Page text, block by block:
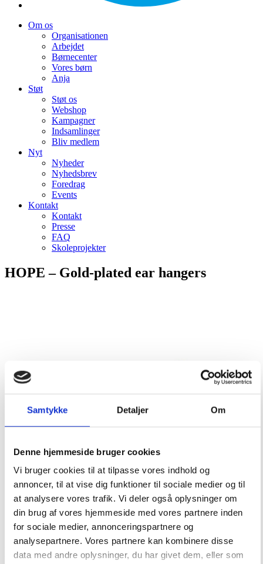
Samtykke Detaljer Om
Denne hjemmeside bruger cookies
Vi bruger cookies til at tilpasse vores indhold og
annoncer, til at vise dig funktioner til sociale medier og til
at analysere vores trafik. Vi deler også oplysninger om
din brug af vores hjemmeside med vores partnere inden
for sociale medier, annonceringspartnere og
analysepartnere. Vores partnere kan kombinere disse
data med andre oplysninger, du har givet dem, eller som
Om os
Organisationen
Arbejdet
Børnecenter
Vores børn
Anja
Støt
Støt os
Webshop
Kampagner
Indsamlinger
Bliv medlem
Nyt
Nyheder
Nyhedsbrev
Foredrag
Events
Kontakt
Kontakt
Presse
FAQ
Skoleprojekter
HOPE – Gold-plated ear hangers
HOPE – Gold-plated ear hangers